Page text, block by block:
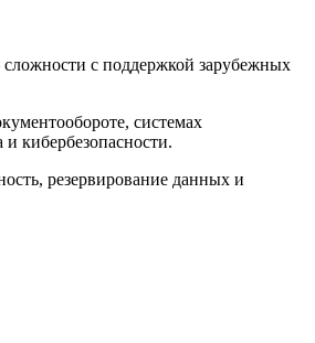
с поддержкой зарубежных
системах
кибербезопасности.
резервирование данных и